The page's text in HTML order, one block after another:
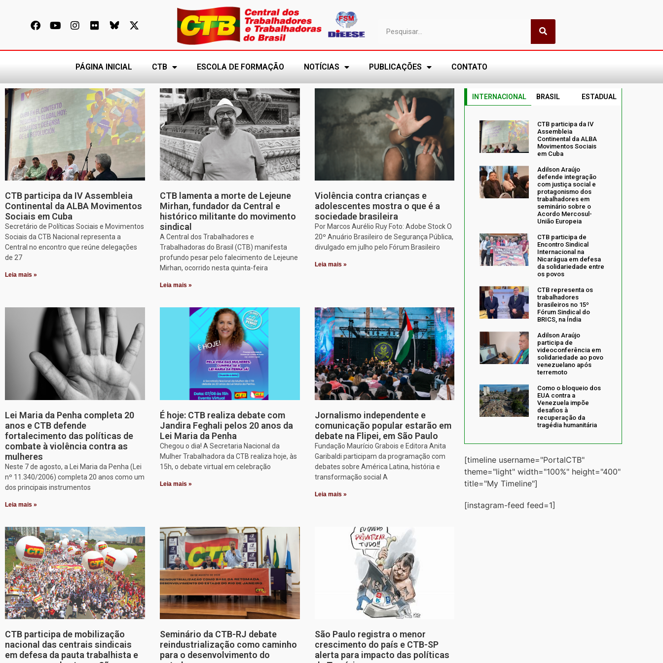
PÁGINA INICIAL CTB ESCOLA DE FORMAÇÃO NOTÍCIAS PUBLICAÇÕES CONTATO
CTB participa da IV Assembleia
Continental da ALBA Movimentos
Sociais em Cuba
Secretário de Políticas Sociais e Movimentos
Sociais da CTB Nacional representa a
Central no encontro que reúne delegações
de 27
Leia mais »
CTB lamenta a morte de Lejeune
Mirhan, fundador da Central e
histórico militante do movimento
sindical
A Central dos Trabalhadores e
Trabalhadoras do Brasil (CTB) manifesta
profundo pesar pelo falecimento de Lejeune
Mirhan, ocorrido nesta quinta-feira
Leia mais »
Violência contra crianças e
adolescentes mostra o que é a
sociedade brasileira
Por Marcos Aurélio Ruy Foto: Adobe Stock O
20º Anuário Brasileiro de Segurança Pública,
divulgado em julho pelo Fórum Brasileiro
Leia mais »
Lei Maria da Penha completa 20
anos e CTB defende
fortalecimento das políticas de
combate à violência contra as
mulheres
Neste 7 de agosto, a Lei Maria da Penha (Lei
nº 11.340/2006) completa 20 anos como um
dos principais instrumentos
Leia mais »
É hoje: CTB realiza debate com
Jandira Feghali pelos 20 anos da
Lei Maria da Penha
Chegou o dia! A Secretaria Nacional da
Mulher Trabalhadora da CTB realiza hoje, às
15h, o debate virtual em celebração
Leia mais »
Jornalismo independente e
comunicação popular estarão em
debate na Flipei, em São Paulo
Fundação Maurício Grabois e Editora Anita
Garibaldi participam da programação com
debates sobre América Latina, história e
transformação social A
Leia mais »
CTB participa de mobilização
nacional das centrais sindicais
em defesa da pauta trabalhista e
Seminário da CTB-RJ debate
reindustrialização como caminho
para o desenvolvimento do
São Paulo registra o menor
crescimento do país e CTB-SP
alerta para impacto das políticas
INTERNACIONAL BRASIL ESTADUAL
CTB participa da IV
Assembleia
Continental da ALBA
Movimentos Sociais
em Cuba
Adilson Araújo
defende integração
com justiça social e
protagonismo dos
trabalhadores em
seminário sobre o
Acordo Mercosul-
União Europeia
CTB participa de
Encontro Sindical
Internacional na
Nicarágua em defesa
da solidariedade entre
os povos
CTB representa os
trabalhadores
brasileiros no 15º
Fórum Sindical do
BRICS, na Índia
Adilson Araújo
participa de
videoconferência em
solidariedade ao povo
venezuelano após
terremoto
Como o bloqueio dos
EUA contra a
Venezuela impõe
desafios à
recuperação da
tragédia humanitária
[timeline username="PortalCTB"
theme="light" width="100%" height="400"
title="My Timeline"]
[instagram-feed feed=1]